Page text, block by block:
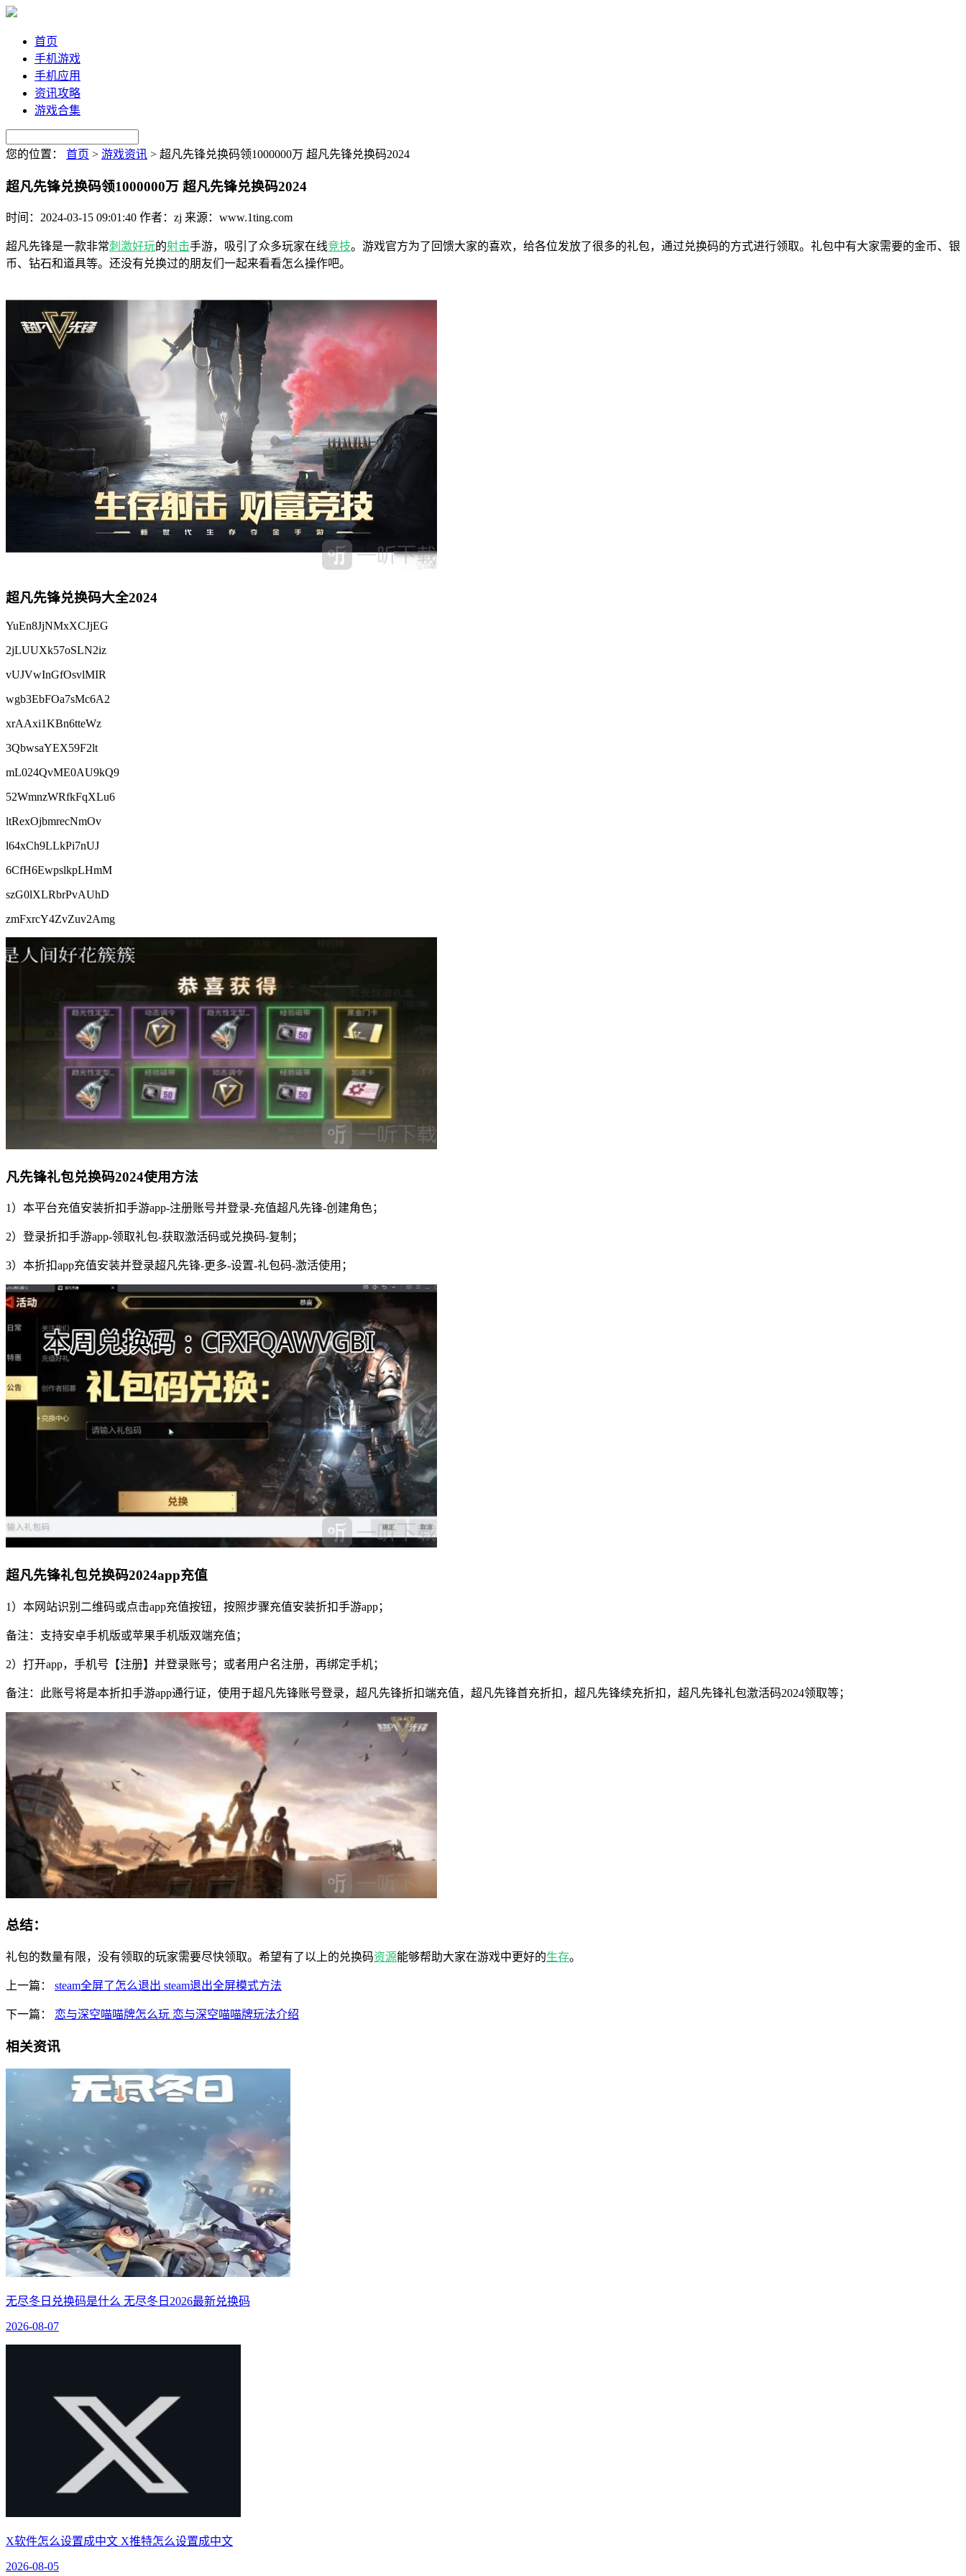
首页
手机游戏
手机应用
资讯攻略
游戏合集
您的位置： 首页 > 游戏资讯 > 超凡先锋兑换码领1000000万 超凡先锋兑换码2024
超凡先锋兑换码领1000000万 超凡先锋兑换码2024
时间：2024-03-15 09:01:40 作者：zj 来源：www.1ting.com
超凡先锋是一款非常刺激好玩的射击手游，吸引了众多玩家在线竞技。游戏官方为了回馈大家的喜欢，给各位发放了很多的礼包，通过兑换码的方式进行领取。礼包中有大家需要的金币、银
币、钻石和道具等。还没有兑换过的朋友们一起来看看怎么操作吧。
超凡先锋兑换码大全2024
YuEn8JjNMxXCJjEG
2jLUUXk57oSLN2iz
vUJVwInGfOsvlMIR
wgb3EbFOa7sMc6A2
xrAAxi1KBn6tteWz
3QbwsaYEX59F2lt
mL024QvME0AU9kQ9
52WmnzWRfkFqXLu6
ltRexOjbmrecNmOv
l64xCh9LLkPi7nUJ
6CfH6EwpslkpLHmM
szG0lXLRbrPvAUhD
zmFxrcY4ZvZuv2Amg
凡先锋礼包兑换码2024使用方法
1）本平台充值安装折扣手游app-注册账号并登录-充值超凡先锋-创建角色；
2）登录折扣手游app-领取礼包-获取激活码或兑换码-复制；
3）本折扣app充值安装并登录超凡先锋-更多-设置-礼包码-激活使用；
超凡先锋礼包兑换码2024app充值
1）本网站识别二维码或点击app充值按钮，按照步骤充值安装折扣手游app；
备注：支持安卓手机版或苹果手机版双端充值；
2）打开app，手机号【注册】并登录账号；或者用户名注册，再绑定手机；
备注：此账号将是本折扣手游app通行证，使用于超凡先锋账号登录，超凡先锋折扣端充值，超凡先锋首充折扣，超凡先锋续充折扣，超凡先锋礼包激活码2024领取等；
总结：
礼包的数量有限，没有领取的玩家需要尽快领取。希望有了以上的兑换码资源能够帮助大家在游戏中更好的生存。
上一篇： steam全屏了怎么退出 steam退出全屏模式方法
下一篇： 恋与深空喵喵牌怎么玩 恋与深空喵喵牌玩法介绍
相关资讯
无尽冬日兑换码是什么 无尽冬日2026最新兑换码
2026-08-07
X软件怎么设置成中文 X推特怎么设置成中文
2026-08-05